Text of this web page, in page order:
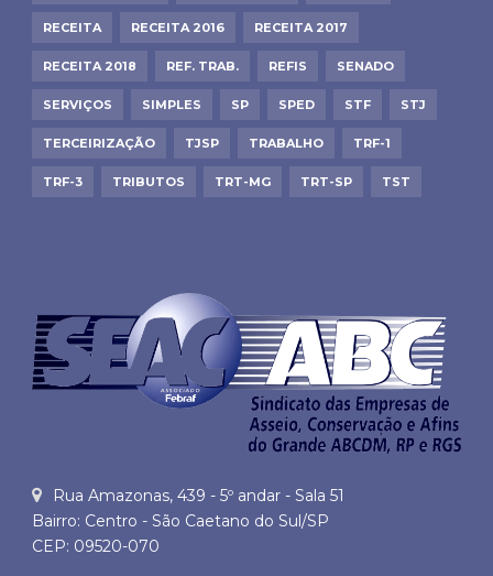
RECEITA RECEITA 2016 RECEITA 2017
RECEITA 2018 REF. TRAB. REFIS SENADO
SERVIÇOS SIMPLES SP SPED STF STJ
TERCEIRIZAÇÃO TJSP TRABALHO TRF-1
TRF-3 TRIBUTOS TRT-MG TRT-SP TST
Rua Amazonas, 439 - 5º andar - Sala 51
Bairro: Centro - São Caetano do Sul/SP
CEP: 09520-070